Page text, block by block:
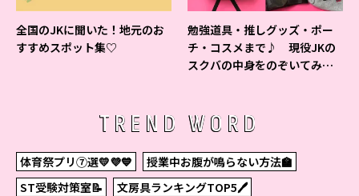
全国のJKに聞いた！地元のお
すすめスポット集♡
勉強道具・推しグッズ・ポー
チ・コスメまで♪ 現役JKの
スクバの中身をのぞいてみ
TREND WORD
体育祭プリ⑦選💛💜💙
授業中お腹が鳴らない方法🏫
ST受験対策室📝
文房具ランキングTOP5🖊